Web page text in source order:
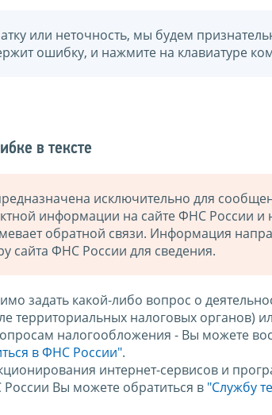
или неточность, мы будем
ошибку, и нажмите на клавиатуре
в тексте
исключительно для
информации на сайте ФНС России и
обратной связи. Информация
сайта ФНС России для сведения.
задать какой-либо вопрос о
территориальных налоговых органов)
налогообложения - Вы можете
в ФНС России".
интернет-сервисов и
Вы можете обратиться в "Службу